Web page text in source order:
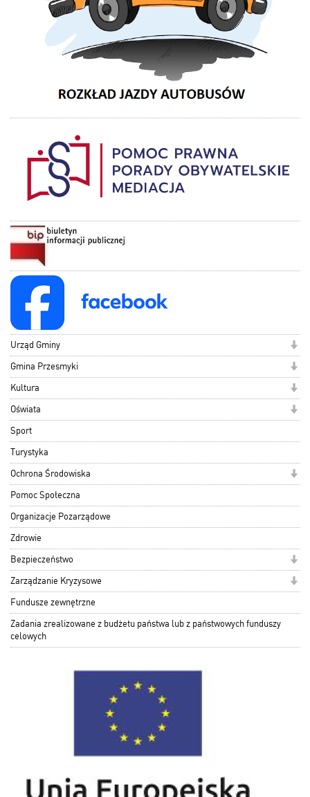
Urząd Gminy
Gmina Przesmyki
Kultura
Oświata
Sport
Turystyka
Ochrona Środowiska
Pomoc Społeczna
Organizacje Pozarządowe
Zdrowie
Bezpieczeństwo
Zarządzanie Kryzysowe
Fundusze zewnętrzne
Zadania zrealizowane z budżetu państwa lub z państwowych funduszy
celowych